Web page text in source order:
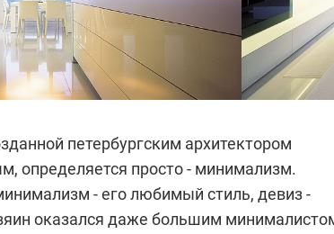
петербургским архитектором
, определяется просто - минимализм.
- его любимый стиль, девиз -
оказался даже большим